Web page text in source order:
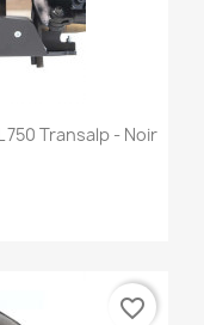
750 Transalp - Noir
favorite_border